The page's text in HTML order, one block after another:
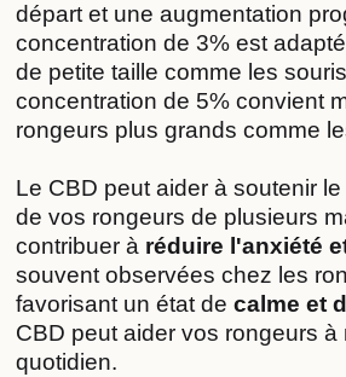
départ et une augmentation
concentration de 3% est
de petite taille comme les
concentration de 5% convient
rongeurs plus grands comme
Le CBD peut aider à soutenir
de vos rongeurs de plusieurs
contribuer à réduire l'anxiété
souvent observées chez les
favorisant un état de calme et
CBD peut aider vos rongeurs à
quotidien.